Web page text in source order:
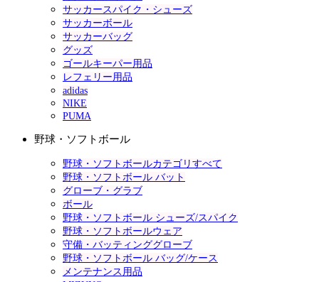
サッカースパイク・シューズ
サッカーボール
サッカーバッグ
グッズ
ゴールキーパー用品
レフェリー用品
adidas
NIKE
PUMA
野球・ソフトボール
野球・ソフトボールカテゴリすべて
野球・ソフトボール バット
グローブ・グラブ
ボール
野球・ソフトボール シューズ/スパイク
野球・ソフトボールウェア
守備・バッティンググローブ
野球・ソフトボール バッグ/ケース
メンテナンス用品